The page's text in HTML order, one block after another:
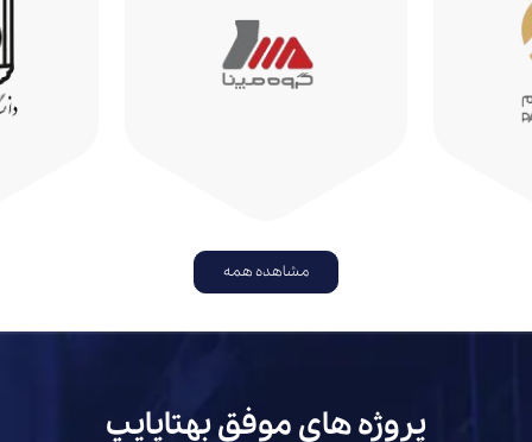
مشاهده همه
پروژه های موفق بهتاپایپ